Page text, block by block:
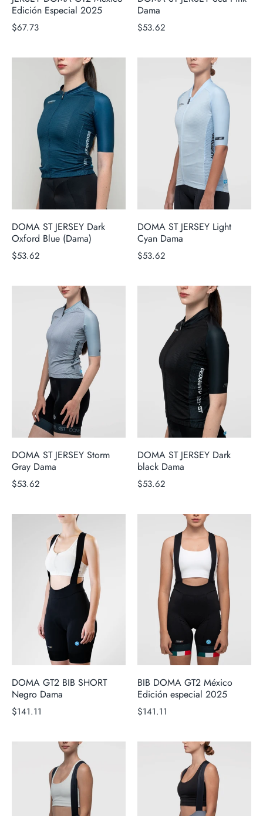
Edición Especial 2025
$67.73
Dama
$53.62
DOMA ST JERSEY Dark
Oxford Blue (Dama)
$53.62
DOMA ST JERSEY Light
Cyan Dama
$53.62
DOMA ST JERSEY Storm
Gray Dama
$53.62
DOMA ST JERSEY Dark
black Dama
$53.62
DOMA GT2 BIB SHORT
Negro Dama
$141.11
BIB DOMA GT2 México
Edición especial 2025
$141.11